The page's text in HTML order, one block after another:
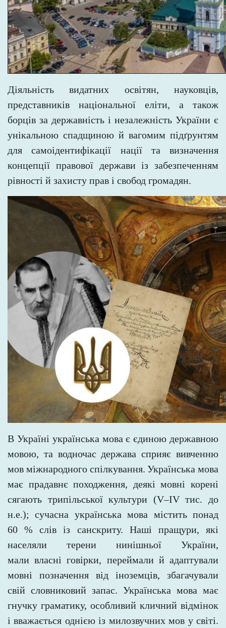
Діяльність видатних освітян, науковців,
представників національної еліти, а також
борців за державність і незалежність України є
унікальною спадщиною й вагомим підґрунтям
для самоідентифікації нації та визначення
концепції правової держави із забезпеченням
рівності й захисту прав і свобод громадян.
В Україні українська мова є єдиною державною
мовою, та водночас держава сприяє вивченню
мов міжнародного спілкування. Українська мова
має прадавнє походження, деякі мовні корені
сягають трипільської культури (V–IV тис. до
н.е.); сучасна українська мова містить понад
60 % слів із санскриту. Наші пращури, які
населяли терени нинішньої України,
мали власні говірки, переймали й адаптували
мовні позначення від іноземців, збагачували
свій словниковий запас. Українська мова має
гнучку граматику, особливий кличний відмінок
і вважається однією із милозвучних мов у світі.